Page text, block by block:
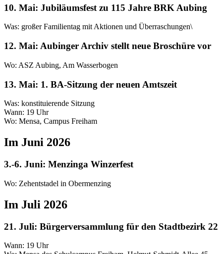
10. Mai: Jubiläumsfest zu 115 Jahre BRK Aubing
Was: großer Familientag mit Aktionen und Überraschungen\
12. Mai: Aubinger Archiv stellt neue Broschüre vor
Wo: ASZ Aubing, Am Wasserbogen
13. Mai: 1. BA-Sitzung der neuen Amtszeit
Was: konstituierende Sitzung
Wann: 19 Uhr
Wo: Mensa, Campus Freiham
Im Juni 2026
3.-6. Juni: Menzinga Winzerfest
Wo: Zehentstadel in Obermenzing
Im Juli 2026
21. Juli: Bürgerversammlung für den Stadtbezirk 22
Wann: 19 Uhr